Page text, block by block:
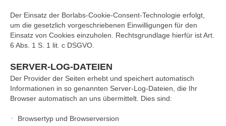
Der Einsatz der Borlabs-Cookie-Consent-Technologie erfolgt,
um die gesetzlich vorgeschriebenen Einwilligungen für den
Einsatz von Cookies einzuholen. Rechtsgrundlage hierfür ist Art.
6 Abs. 1 S. 1 lit. c DSGVO.
SERVER-LOG-DATEIEN
Der Provider der Seiten erhebt und speichert automatisch
Informationen in so genannten Server-Log-Dateien, die Ihr
Browser automatisch an uns übermittelt. Dies sind:
Browsertyp und Browserversion